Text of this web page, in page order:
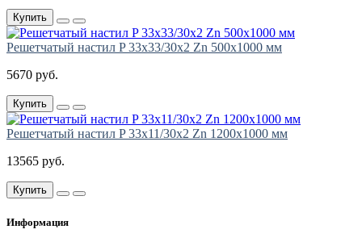
Купить
Решетчатый настил P 33х33/30х2 Zn 500х1000 мм
5670 руб.
Купить
Решетчатый настил P 33х11/30х2 Zn 1200х1000 мм
13565 руб.
Купить
Информация